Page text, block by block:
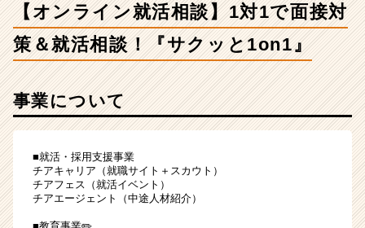
ッ
と
1on1』
|
チ
ャ
成
長
企
【オンライン就活相談】1対1で面接対
策＆就活相談！『サクッと1on1』
事業について
■就活・採用支援事業
チアキャリア（就職サイト＋スカウト）
チアフェス（就活イベント）
チアエージェント（中途人材紹介）